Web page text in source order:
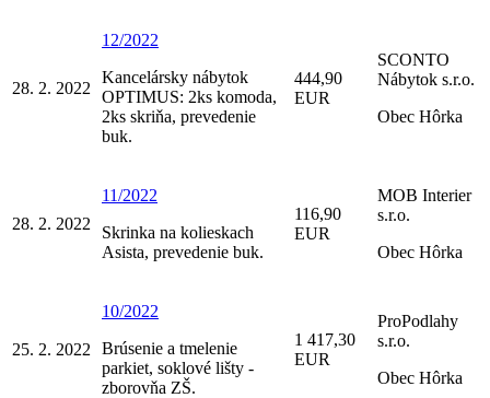
28. 2. 2022
12/2022
Kancelársky nábytok
OPTIMUS: 2ks komoda,
2ks skriňa, prevedenie
buk.
444,90
EUR
SCONTO
Nábytok s.r.o.
Obec Hôrka
28. 2. 2022
11/2022
Skrinka na kolieskach
Asista, prevedenie buk.
116,90
EUR
MOB Interier
s.r.o.
Obec Hôrka
25. 2. 2022
10/2022
Brúsenie a tmelenie
parkiet, soklové lišty -
zborovňa ZŠ.
1 417,30
EUR
ProPodlahy
s.r.o.
Obec Hôrka